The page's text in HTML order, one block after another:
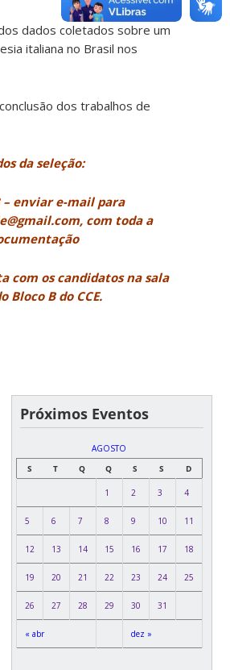
dados coletados sobre um
italiana no Brasil nos
dos trabalhos de
da seleção:
– enviar e-mail para
com toda a
com os candidatos na sala
Bloco B do CCE.
Próximos Eventos
AGOSTO
S
T Q Q S S D
« abr dez »
1 2 3 4
5 6 7 8 9 10 11
12 13 14 15 16 17 18
19 20 21 22 23 24 25
26 27 28 29 30 31